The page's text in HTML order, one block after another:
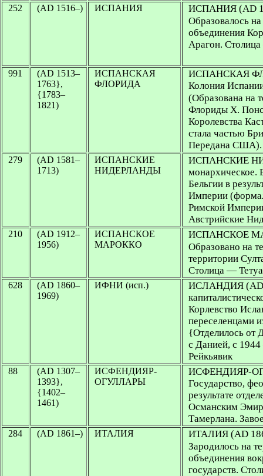
252 (AD 1516–) ИСПАНИЯ ИСПАНИЯ (AD
Образовалось
объединения
Арагон.
991
(AD 1513–
1763},
{1783–
1821)
ИСПАНСКАЯ
ФЛОРИДА
ИСПАНСКАЯ
Колония
(Образована на
Флориды Х.
Королевства
стала частью
Передана США).
279
(AD 1581–
1713)
ИСПАНСКИЕ
НИДЕРЛАНДЫ
ИСПАНСКИЕ
монархическое.
Бельгии в
Империи
Римской
Австрийские
210
(AD 1912–
1956)
ИСПАНСКОЕ
МАРОККО
ИСПАНСКОЕ
Образовано на
территории
Столица —
628
(AD 1860–
1969)
ИФНИ (исп.) ИСЛАНДИЯ
Корлевство
переселенцами
{Отделилось от
с Данией, с
Рейкьявик
88
(AD 1307–
1393},
{1402–
1461)
ИСФЕНДИЯР-
ОГУЛЛАРЫ
ИСФЕНДИЯР-
Государство,
результате
Османским
Тамерлана.
284 (AD 1861–) ИТАЛИЯ ИТАЛИЯ (AD
Зародилось на
объединения
государств.